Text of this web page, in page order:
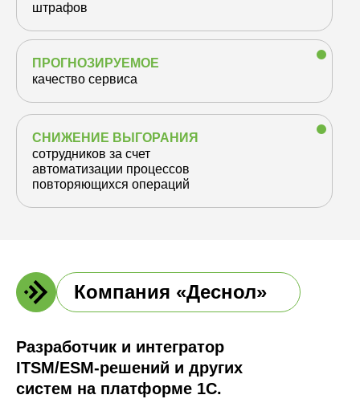
штрафов
качество сервиса
ПРОГНОЗИРУЕМОЕ
сотрудников за счет
автоматизации процессов
повторяющихся операций
СНИЖЕНИЕ ВЫГОРАНИЯ
Разработчик и интегратор
ITSM/ESM-решений и других
систем на платформе 1С.
Компания «Деснол»